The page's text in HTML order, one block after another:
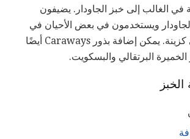
في الغالب إلى خبز الجاودار. يضيفون
ويستخدمون في بعض الأحيان في
خبز الجاودار الأعلى كزينة. يمكن إضافة بذور Caraways أيضًا
البرتقالي والبسكويت.